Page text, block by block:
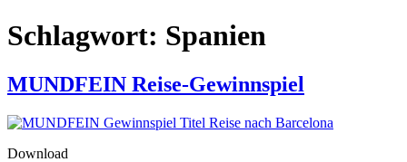
Schlagwort: Spanien
MUNDFEIN Reise-Gewinnspiel
Download